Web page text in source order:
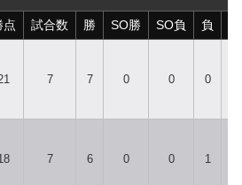
点 試合数 勝 SO勝 SO負 負
7 7 0 0 0
7 6 0 0 1